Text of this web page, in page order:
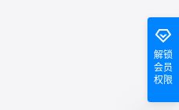
解锁
会员
权限